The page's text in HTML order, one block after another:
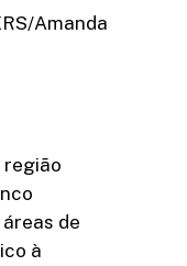
Amanda
região
de
à